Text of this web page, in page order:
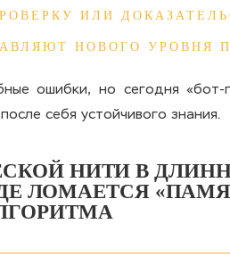
ИЛИ
НОВОГО УРОВНЯ
ошибки, но сегодня «бот-
себя устойчивого знания.
НИТИ В
ЛОМАЕТСЯ